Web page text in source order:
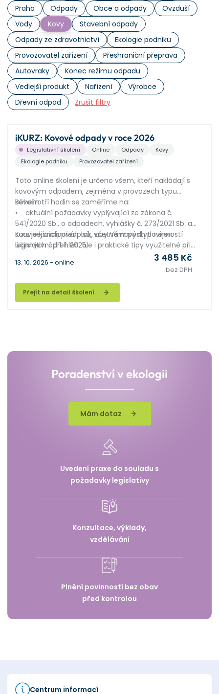
Praha
Odpady Obce a odpady
Ovzduší
Vody
Kovy
Stavební odpady
Odpady ze zdravotnictví
Ekologie podniku
Provozovatel zařízení
Přeshraniční přeprava
Autovraky
Konec režimu odpadu
Vedlejší produkt
Nařízení
Výrobce
Dřevní odpad
Zrušit filtry
iKURZ: Kovové odpady v roce 2026
Legislativní školení Online Odpady
Kovy
Ekologie podniku
Provozovatel zařízení
Toto online školení je určeno všem, kteří nakládají s
kovovým odpadem, zejména v provozech typu
kovošrot.
Během tří hodin se zaměříme na:
• aktuální požadavky vyplývající ze zákona č.
541/2020 Sb., o odpadech, vyhlášky č. 273/2021 Sb. a
souvisejících předpisů, včetně nových povinností
účinných od 1. 1. 2025,
• souvislosti se zákonem č. 542/2020 Sb., o výrobcích
s ukončenou životností,
chyby, které se objevily při podávání ročních hlášení za
rok 2025, a ukážeme, jak se jim v budoucnu vyhnout.
Kurz je koncipován tak, aby Vám poskytl nejen
legislativní přehled, ale i praktické tipy využitelné při
Přejít na detail školení
13. 10. 2026 - online 3 485 Kč
bez DPH
Poradenství v ekologii
Mám dotaz
Uvedení praxe do souladu s
požadavky legislativy
Konzultace, výklady,
vzdělávání
Plnění povinností bez obav
před kontrolou
Centrum informací